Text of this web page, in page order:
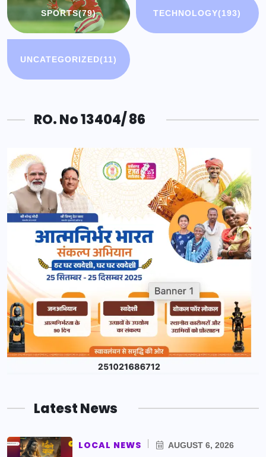
SPORTS(79) TECHNOLOGY(193)
UNCATEGORIZED(11)
RO. No 13404/ 86
Latest News
LOCAL NEWS AUGUST 6, 2026